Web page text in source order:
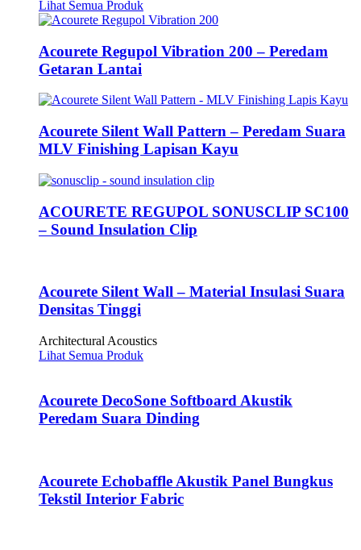
Lihat Semua Produk
Acourete Regupol Vibration 200 – Peredam
Getaran Lantai
Acourete Silent Wall Pattern – Peredam Suara
MLV Finishing Lapisan Kayu
ACOURETE REGUPOL SONUSCLIP SC100
– Sound Insulation Clip
Acourete Silent Wall – Material Insulasi Suara
Densitas Tinggi
Architectural Acoustics
Lihat Semua Produk
Acourete DecoSone Softboard Akustik
Peredam Suara Dinding
Acourete Echobaffle Akustik Panel Bungkus
Tekstil Interior Fabric